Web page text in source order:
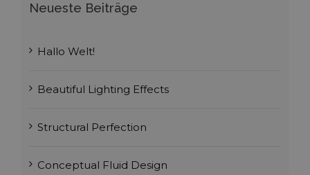
Neueste Beiträge
Hallo Welt!
Beautiful Lighting Effects
Structural Perfection
Conceptual Fluid Design